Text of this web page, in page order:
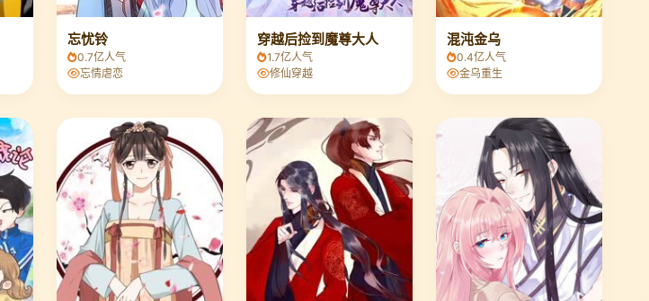
忘忧铃
0.7亿人气
忘情虐恋
穿越后捡到魔尊大人
1.7亿人气
修仙穿越
混沌金乌
0.4亿人气
金乌重生